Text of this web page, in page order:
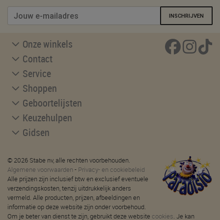
INSCHRIJVEN
Onze winkels
Contact
Service
Shoppen
Geboortelijsten
Keuzehulpen
Gidsen
© 2026 Stabe nv, alle rechten voorbehouden.
Algemene voorwaarden - Privacy- en cookiebeleid
Alle prijzen zijn inclusief btw en exclusief eventuele
verzendingskosten, tenzij uitdrukkelijk anders
vermeld. Alle producten, prijzen, afbeeldingen en
informatie op deze website zijn onder voorbehoud.
Om je beter van dienst te zijn, gebruikt deze website cookies. Je kan